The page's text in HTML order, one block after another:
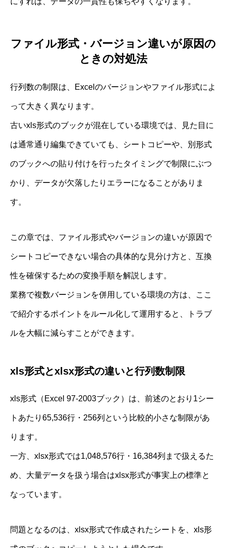
ファイル形式・バージョン違いが原因の
ときの対処法
行列数の制限は、Excelのバージョンやファイル形式によ
って大きく異なります。
古いxls形式のブックが混在している環境では、見た目に
は通常通り編集できていても、シートコピーや、別形式
のブックへの貼り付けを行ったタイミングで制限にぶつ
かり、データが欠落したりエラーになることがありま
す。
この章では、ファイル形式やバージョンの違いが原因で
シートコピーできない場合の具体的な見分け方と、互換
性を確保するための変換手順を解説します。
業務で複数バージョンを併用している環境の方は、ここ
で紹介するポイントをルール化して運用すると、トラブ
ルを大幅に減らすことができます。
xls形式とxlsx形式の違いと行列数制限
xls形式（Excel 97-2003ブック）は、前述のとおり1シー
トあたり65,536行・256列という比較的小さな制限があ
ります。
一方、xlsx形式では1,048,576行・16,384列まで扱えるた
め、大量データを扱う場合はxlsx形式が事実上の標準と
なっています。
問題となるのは、xlsx形式で作成されたシートを、xls形